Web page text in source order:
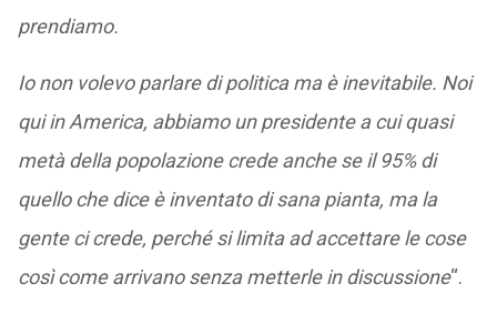
prendiamo.
Io non volevo parlare di politica ma è inevitabile. Noi
qui in America, abbiamo un presidente a cui quasi
metà della popolazione crede anche se il 95% di
quello che dice è inventato di sana pianta, ma la
gente ci crede, perché si limita ad accettare le cose
così come arrivano senza metterle in discussione“.